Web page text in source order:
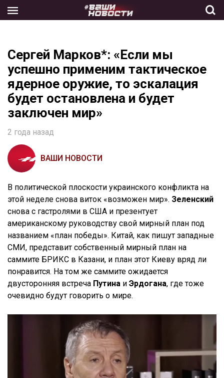
the
Сергей Марков*: «Если мы
успешно применим тактическое
ядерное оружие, то эскалация
будет остановлена и будет
заключен мир»
2 года назад
ВАШИ НОВОСТИ
В политической плоскости украинского конфликта на
этой неделе снова виток «возможен мир». Зеленский
снова с гастролями в США и презентует
американскому руководству свой мирный план под
названием «план победы». Китай, как пишут западные
СМИ, представит собственный мирный план на
саммите БРИКС в Казани, и план этот Киеву вряд ли
понравится. На том же саммите ожидается
двусторонняя встреча Путина и Эрдогана, где тоже
очевидно будут говорить о мире.